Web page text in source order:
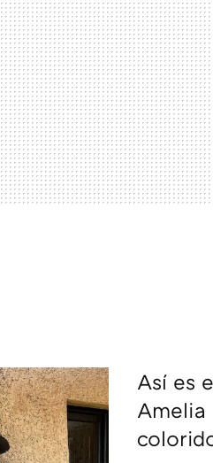
Así es
Amelia